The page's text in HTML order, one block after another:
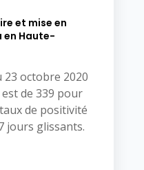
et mise en
en Haute-
23 octobre 2020
de 339 pour
de positivité
jours glissants.